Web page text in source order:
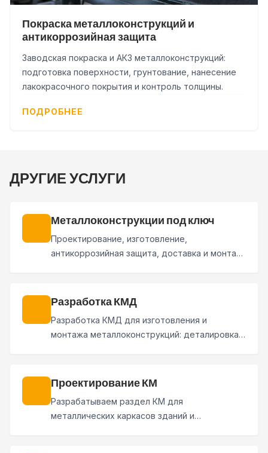
Покраска металлоконструкций и
антикоррозийная защита
Заводская покраска и АКЗ металлоконструкций:
подготовка поверхности, грунтование, нанесение
лакокрасочного покрытия и контроль толщины.
ПОДРОБНЕЕ
ДРУГИЕ УСЛУГИ
Металлоконструкции под ключ
Проектирование, изготовление,
антикоррозийная защита, доставка и монтаж
Разработка КМД
Разработка КМД для изготовления и
монтажа металлоконструкций: деталировка,
Проектирование КМ
Разрабатываем раздел КМ для
металлических каркасов зданий и